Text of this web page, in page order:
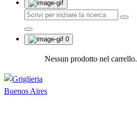
0
Nessun prodotto nel carrello.